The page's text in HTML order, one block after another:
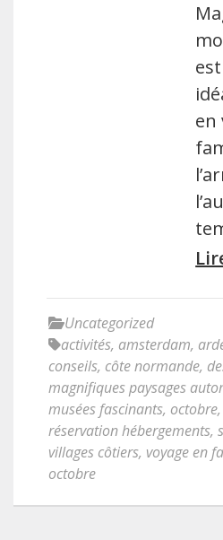
en
Uncategorized
activités, amsterdam,
conseils, côte normande,
magnifiques paysages
musées fascinants, octobre,
réservation hébergements,
villages côtiers, voyage en
octobre